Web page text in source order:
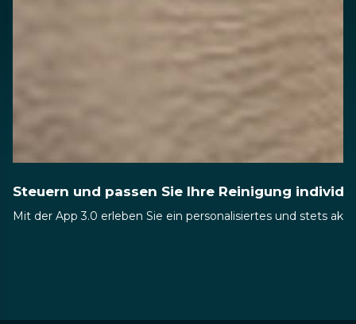
Steuern und passen Sie Ihre Reinigung
Mit der App 3.0 erleben Sie ein personalisiertes und stets